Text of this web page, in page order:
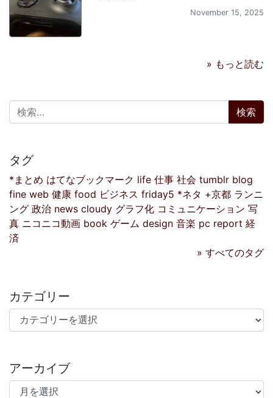
November 15, 2025
» もっと読む
検索:
タグ
*まとめ はてなブックマーク life 仕事 社会 tumblr blog
fine web 健康 food ビジネス friday5 *ネタ +京都 ランニ
ング 政治 news cloudy グラフ化 コミュニケーション 写
真 ニコニコ動画 book ゲーム design 音楽 pc report 経
済
» すべてのタグ
カテゴリー
カテゴリー
アーカイブ
アーカイブ